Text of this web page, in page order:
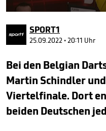
seconds
of
minutes,
seconds
SPORT1
25.09.2022 • 20:11 Uhr
Bei den Belgian
Martin Schindler
Viertelfinale. Dort
beiden Deutschen